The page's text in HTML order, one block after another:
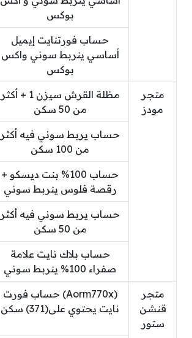
بوكس
حساب فورتنايت إيميل
أساسي ينربط سوني واكس
بوكس
متجر
مودز
مظلة القرش سيزن 1 + أكثر
من 50 سكن
حساب يربط سوني فيه أكثر
من 100 سكن
حساب 100% بنت ديسكو +
رقصة فلوس ينربط سوني
حساب يربط سوني فيه أكثر
من 50 سكن
حساب بلاك نايت علامة
صفراء 100% ينربط سوني
متجر
قنشن
ستور
(Aorm770x) حساب فورت
نايت يحتوي على(371) سكن